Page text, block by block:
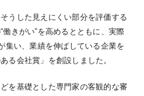
うした見えにくい部分を評価する
きがい”を高めるとともに、実際
集い、業績を伸ばしている企業を
る会社賞」を創設しました。
を基礎とした専門家の客観的な審